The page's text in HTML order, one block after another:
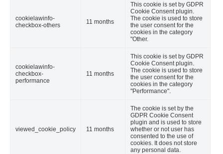
cookielawinfo-
checkbox-others
11 months
This cookie is set by GDPR
Cookie Consent plugin.
The cookie is used to store
the user consent for the
cookies in the category
"Other.
cookielawinfo-
checkbox-
performance
11 months
This cookie is set by GDPR
Cookie Consent plugin.
The cookie is used to store
the user consent for the
cookies in the category
"Performance".
viewed_cookie_policy 11 months
The cookie is set by the
GDPR Cookie Consent
plugin and is used to store
whether or not user has
consented to the use of
cookies. It does not store
any personal data.